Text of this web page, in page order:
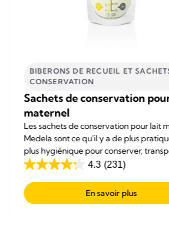
BIBERONS DE RECUEIL ET
CONSERVATION​
Sachets de conservation
maternel
Les sachets de conservation pour lait
Medela sont ce qu'il y a de plus
plus hygiénique pour conserver,
réchauffer le lait maternel.
4.3 (231)
4.3
out
of
En savoir plus